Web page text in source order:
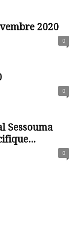
2020
0
0
Sessouma
0